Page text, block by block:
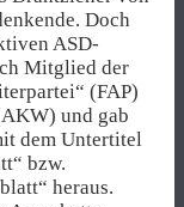
Doch
ASD-
Mitglied der
(FAP)
und gab
dem Untertitel
bzw.
heraus.